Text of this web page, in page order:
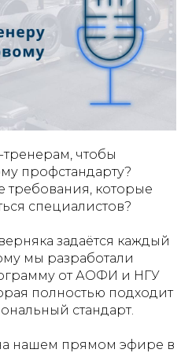
тренерам, чтобы
профстандарту?
требования, которые
специалистов?
задаётся каждый
мы разработали
от АОФИ и НГУ
полностью подходит
стандарт.
нашем прямом эфире в